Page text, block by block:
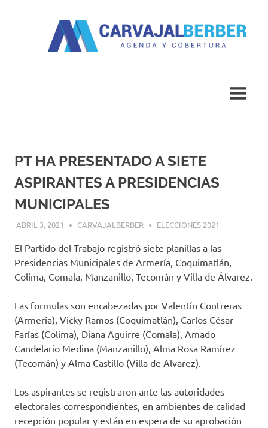
PT HA PRESENTADO A SIETE
ASPIRANTES A PRESIDENCIAS
MUNICIPALES
ABRIL 3, 2021 CARVAJALBERBER ELECCIONES 2021
El Partido del Trabajo registró siete planillas a las
Presidencias Municipales de Armería, Coquimatlán,
Colima, Comala, Manzanillo, Tecomán y Villa de Álvarez.
Las formulas son encabezadas por Valentín Contreras
(Armería), Vicky Ramos (Coquimatlán), Carlos César
Farías (Colima), Diana Aguirre (Comala), Amado
Candelario Medina (Manzanillo), Alma Rosa Ramírez
(Tecomán) y Alma Castillo (Villa de Alvarez).
Los aspirantes se registraron ante las autoridades
electorales correspondientes, en ambientes de calidad
recepción popular y están en espera de su aprobación